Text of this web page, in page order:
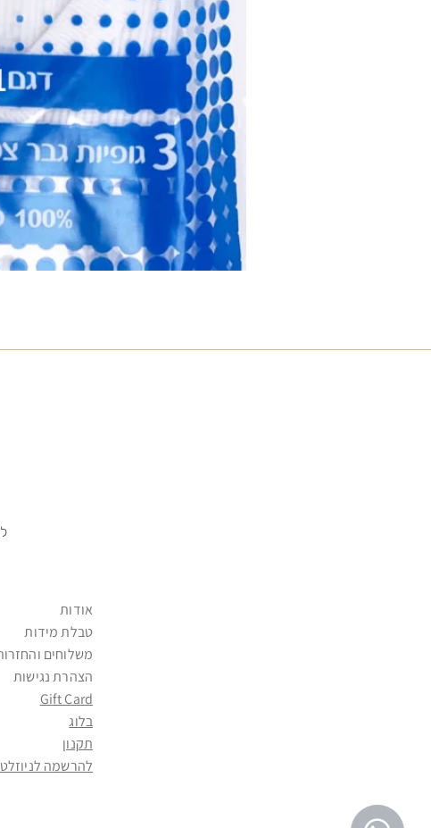
אודות
טבלת מידות
משלוחים
הצהרת נגישות
Gift Card
בלוג
תקנון
להרשמה